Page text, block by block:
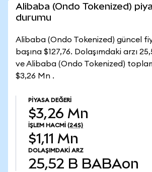
Alibaba (Ondo Tokenized)
durumu
Alibaba (Ondo Tokenized) güncel
başına $127,76. Dolaşımdaki arzı
ve Alibaba (Ondo Tokenized)
$3,26 Mn .
PIYASA DEĞERI
$3,26 Mn
İŞLEM HACMI (24S)
$1,11 Mn
DOLAŞIMDAKI ARZ
25,52 B BABAon